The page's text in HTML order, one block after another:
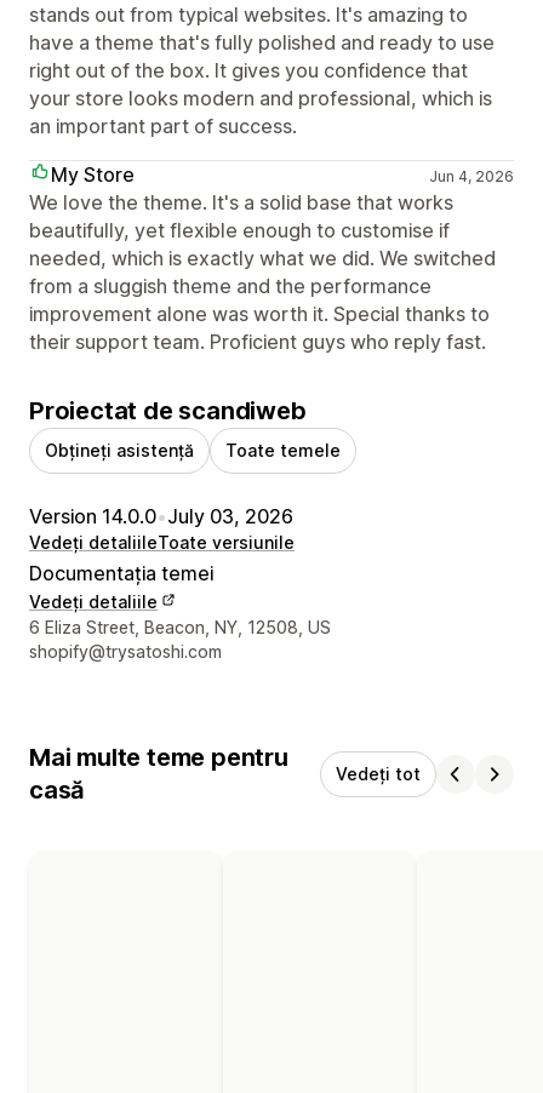
stands out from typical websites. It's amazing to
have a theme that's fully polished and ready to use
right out of the box. It gives you confidence that
your store looks modern and professional, which is
an important part of success.
My Store
Jun 4, 2026
We love the theme. It's a solid base that works
beautifully, yet flexible enough to customise if
needed, which is exactly what we did. We switched
from a sluggish theme and the performance
improvement alone was worth it. Special thanks to
their support team. Proficient guys who reply fast.
Proiectat de scandiweb
Obțineți asistență Toate temele
Version 14.0.0•July 03, 2026
Vedeți detaliileToate versiunile
Documentația temei
Vedeți detaliile
Detaliile de contact ale designerului
6 Eliza Street, Beacon, NY, 12508, US
shopify@trysatoshi.com
Mai multe teme pentru
casă
Vedeți tot